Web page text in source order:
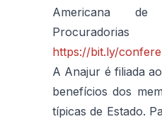
Americana
https://bit.ly/
A Anajur é filiada
benefícios dos
típicas de Estado.